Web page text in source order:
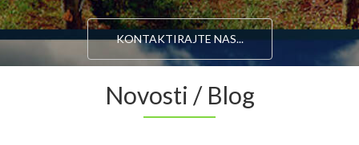
KONTAKTIRAJTE NAS...
Novosti / Blog